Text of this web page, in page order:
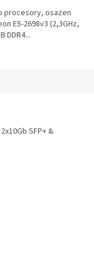
procesory, osazen
E5-2698v3 (2,3GHz,
DDR4...
SFP+ &